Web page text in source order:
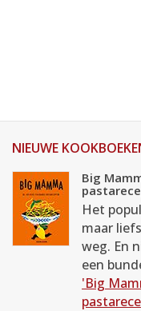
NIEUWE
Big
Het
maar
weg. En
een
'Big